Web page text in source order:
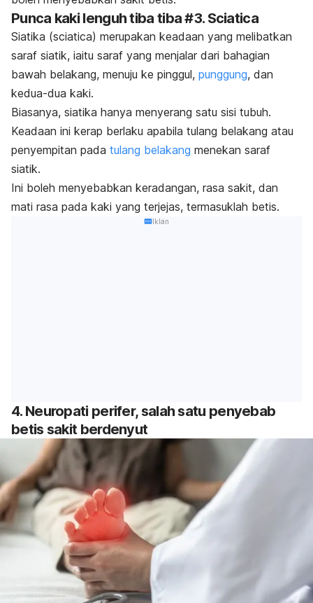
Punca kaki lenguh tiba tiba #3. Sciatica
Siatika (sciatica) merupakan keadaan yang melibatkan
saraf siatik, iaitu saraf yang menjalar dari bahagian
bawah belakang, menuju ke pinggul, punggung, dan
kedua-dua kaki.
Biasanya, siatika hanya menyerang satu sisi tubuh.
Keadaan ini kerap berlaku apabila tulang belakang atau
penyempitan pada tulang belakang menekan saraf
siatik.
Ini boleh menyebabkan keradangan, rasa sakit, dan
mati rasa pada kaki yang terjejas, termasuklah betis.
Iklan
4. Neuropati perifer, salah satu penyebab
betis sakit berdenyut